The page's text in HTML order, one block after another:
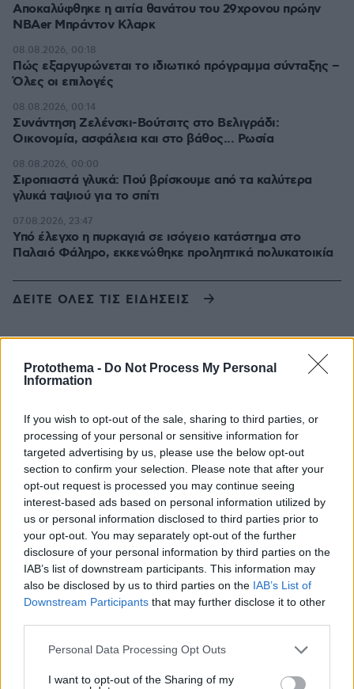
Protothema - Do Not Process My Personal
Information
If you wish to opt-out of the sale, sharing to third parties, or
processing of your personal or sensitive information for
targeted advertising by us, please use the below opt-out
section to confirm your selection. Please note that after your
opt-out request is processed you may continue seeing
interest-based ads based on personal information utilized by
us or personal information disclosed to third parties prior to
your opt-out. You may separately opt-out of the further
disclosure of your personal information by third parties on the
IAB’s list of downstream participants. This information may
also be disclosed by us to third parties on the IAB’s List of
Downstream Participants that may further disclose it to other
Please note that this website/app uses one or more Google
not limited to your visit or usage behaviour. You may click to
Personal Data Processing Opt Outs
I want to opt-out of the Sharing of my
Αποκαλύφθηκε η αιτία θανάτου του 29χρονου πρώην
NBAer Μπράντον Κλαρκ
Πώς εξαργυρώνεται το ιδιωτικό πρόγραμμα σύνταξης –
Όλες οι επιλογές
08.08.2026, 00:18
Συνάντηση Ζελένσκι-Βούτσιτς στο Βελιγράδι:
Οικονομία, ασφάλεια και στο βάθος... Ρωσία
08.08.2026, 00:14
Σιροπιαστά γλυκά: Πού βρίσκουμε από τα καλύτερα
γλυκά ταψιού για το σπίτι
08.08.2026, 00:00
Υπό έλεγχο η πυρκαγιά σε ισόγειο κατάστημα στο
Παλαιό Φάληρο, εκκενώθηκε προληπτικά πολυκατοικία
07.08.2026, 23:47
ΔΕΙΤΕ ΟΛΕΣ ΤΙΣ ΕΙΔΗΣΕΙΣ
ΤΑ ΠΙΟ ΔΗΜΟΦΙΛΗ